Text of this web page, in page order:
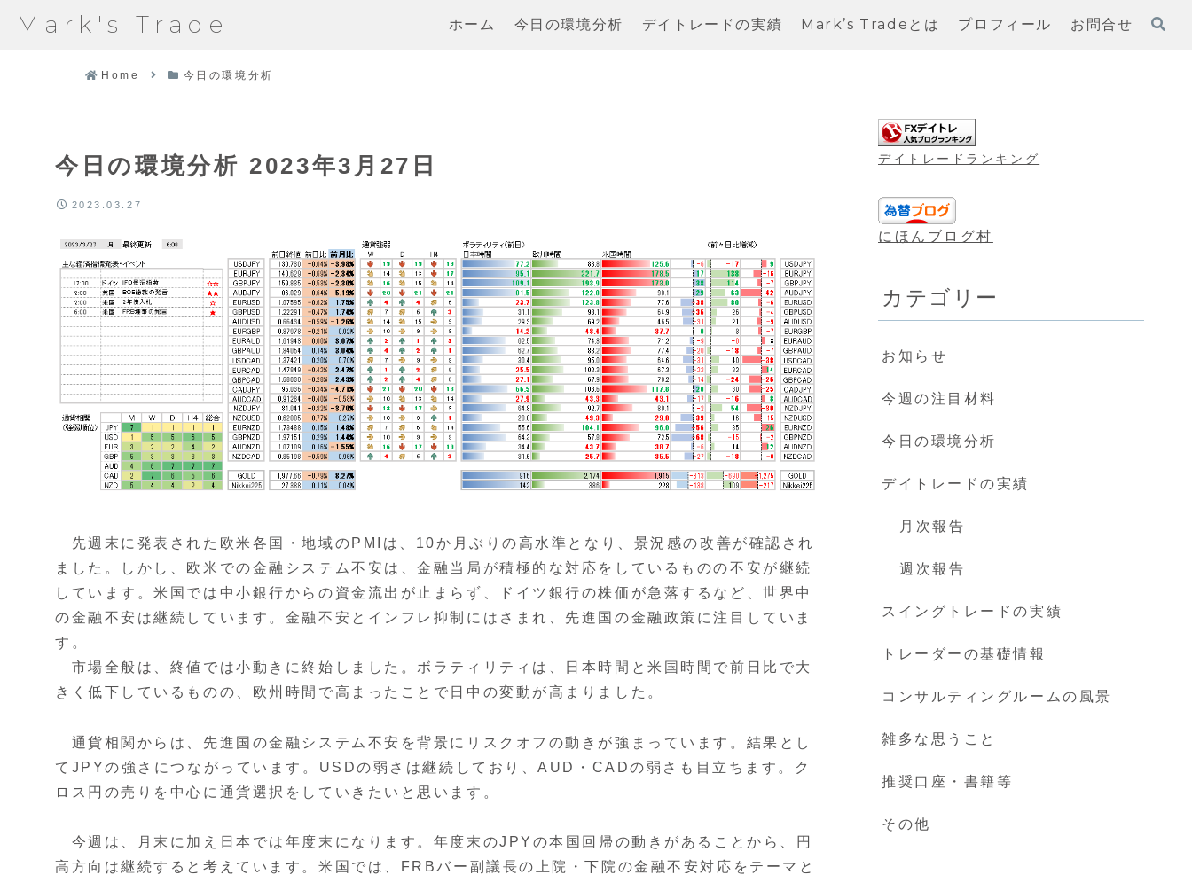
Mark's Trade ホーム 今日の環境分析 デイトレードの実績 Mark’s Tradeとは プロフィール お問合せ
Home 今日の環境分析
今日の環境分析 2023年3月27日
2023.03.27
先週末に発表された欧米各国・地域のPMIは、10か月ぶりの高水準となり、景況感の改善が確認され
ました。しかし、欧米での金融システム不安は、金融当局が積極的な対応をしているものの不安が継続
しています。米国では中小銀行からの資金流出が止まらず、ドイツ銀行の株価が急落するなど、世界中
の金融不安は継続しています。金融不安とインフレ抑制にはさまれ、先進国の金融政策に注目していま
す。
市場全般は、終値では小動きに終始しました。ボラティリティは、日本時間と米国時間で前日比で大
きく低下しているものの、欧州時間で高まったことで日中の変動が高まりました。
通貨相関からは、先進国の金融システム不安を背景にリスクオフの動きが強まっています。結果とし
てJPYの強さにつながっています。USDの弱さは継続しており、AUD・CADの弱さも目立ちます。ク
ロス円の売りを中心に通貨選択をしていきたいと思います。
今週は、月末に加え日本では年度末になります。年度末のJPYの本国回帰の動きがあることから、円
高方向は継続すると考えています。米国では、FRBバー副議長の上院・下院の金融不安対応をテーマと
デイトレードランキング
にほんブログ村
カテゴリー
お知らせ
今週の注目材料
今日の環境分析
デイトレードの実績
月次報告
週次報告
スイングトレードの実績
トレーダーの基礎情報
コンサルティングルームの風景
雑多な思うこと
推奨口座・書籍等
その他